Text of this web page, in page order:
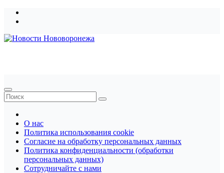
Перейти
О нас
Политика использования cookie
Согласие на обработку персональных данных
Политика конфиденциальности (обработки
персональных данных)
Сотрудничайте с нами